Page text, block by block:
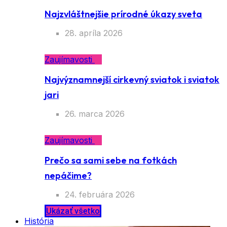
Najzvláštnejšie prírodné úkazy sveta
28. apríla 2026
Zaujímavosti
Najvýznamnejší cirkevný sviatok i sviatok
jari
26. marca 2026
Zaujímavosti
Prečo sa sami sebe na fotkách
nepáčime?
24. februára 2026
Ukázať všetko
História